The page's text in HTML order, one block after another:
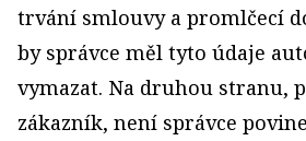
trvání smlouvy a promlčecí
by správce měl tyto údaje
vymazat. Na druhou stranu,
zákazník, není správce